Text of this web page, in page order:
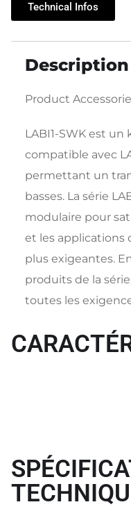
Technical Infos
Description
Product
LABI1-SWK est
compatible avec
permettant un
basses. La série
modulaire pour
et les applications
plus exigeantes.
produits de la
toutes les